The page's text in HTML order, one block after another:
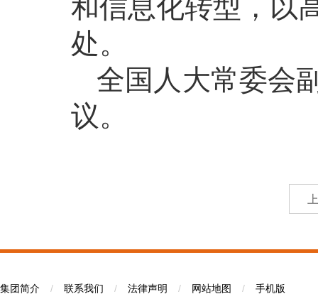
和信息化转型，以
处。
全国人大常委会
议。
集团简介 / 联系我们 / 法律声明 / 网站地图 / 手机版